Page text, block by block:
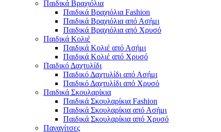
Παιδικά Βραχιόλια
Παιδικά Βραχιόλια Fashion
Παιδικά Βραχιόλια από Ασήμι
Παιδικά Βραχιόλια από Χρυσό
Παιδικά Κολιέ
Παιδικά Κολιέ από Ασήμι
Παιδικά Κολιέ από Χρυσό
Παιδικό Δαχτυλίδι
Παιδικό Δαχτυλίδι από Ασήμι
Παιδικό Δαχτυλίδι από Χρυσό
Παιδικά Σκουλαρίκια
Παιδικά Σκουλαρίκια Fashion
Παιδικά Σκουλαρίκια από Ασήμι
Παιδικά Σκουλαρίκια από Χρυσό
Παναγίτσες